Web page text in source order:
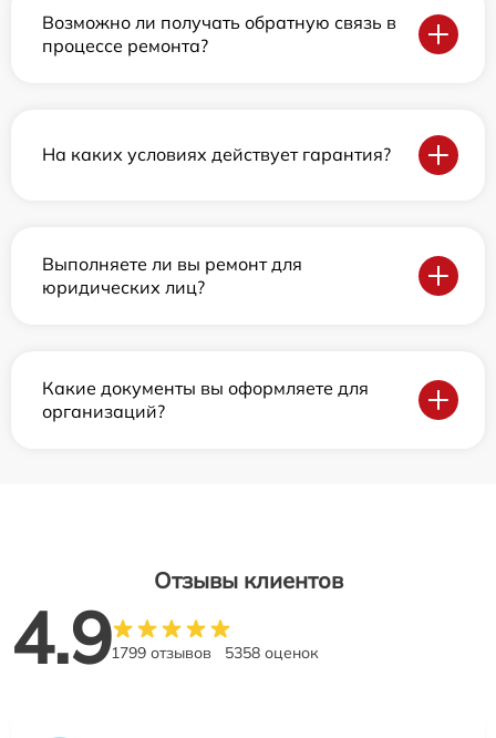
Возможно ли получать обратную связь в
процессе ремонта?
На каких условиях действует гарантия?
Выполняете ли вы ремонт для
юридических лиц?
Какие документы вы оформляете для
организаций?
Отзывы клиентов
4.91799 отзывов 5358 оценок